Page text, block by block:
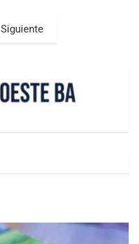
Siguiente